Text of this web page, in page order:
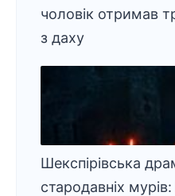
чоловік отримав
з даху
Шекспірівська
стародавніх